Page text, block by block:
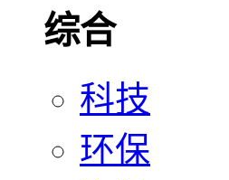
综合
科技
环保